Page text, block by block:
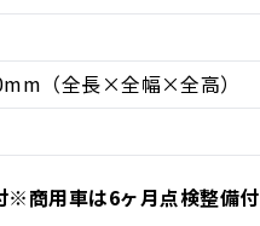
（全長×全幅×全高）
※商用車は6ヶ月点検整備付